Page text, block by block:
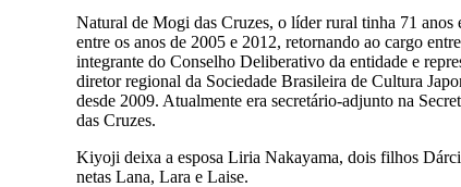
Natural de Mogi das Cruzes, o líder rural tinha 71
entre os anos de 2005 e 2012, retornando ao cargo
integrante do Conselho Deliberativo da entidade e
diretor regional da Sociedade Brasileira de Cultura
desde 2009. Atualmente era secretário-adjunto na
das Cruzes.
Kiyoji deixa a esposa Liria Nakayama, dois filhos
netas Lana, Lara e Laise.